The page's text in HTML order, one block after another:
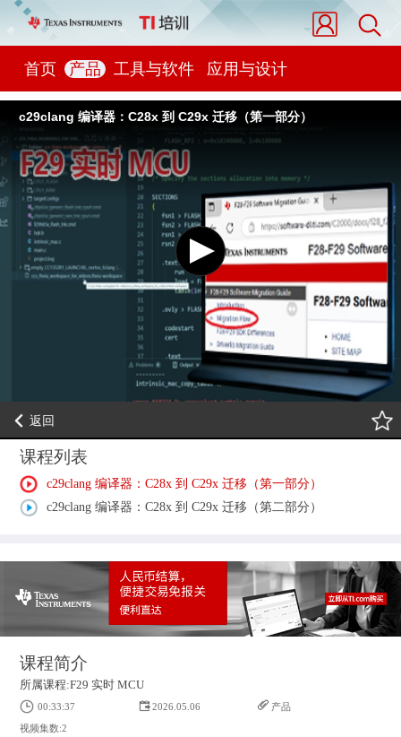
首页 产品 工具与软件 应用与设计
c29clang 编译器：C28x 到 C29x 迁移（第一部分）
返回
课程列表
c29clang 编译器：C28x 到 C29x 迁移（第一部分）
c29clang 编译器：C28x 到 C29x 迁移（第二部分）
课程简介
所属课程:F29 实时 MCU
00:33:37 2026.05.06
产品
视频集数:2